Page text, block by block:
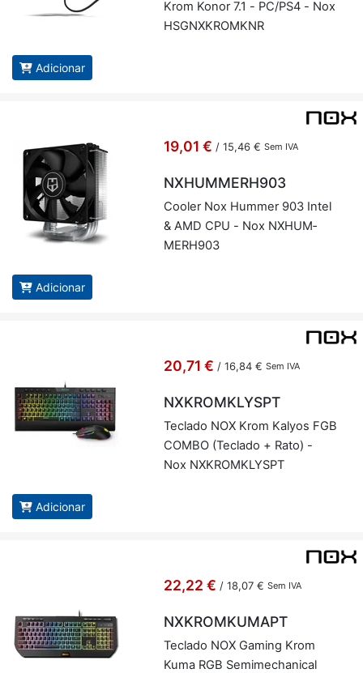
Krom Konor 7.1 - PC/PS4 - Nox
HSGNX­KROMKNR
Adicionar
19,01 € / 15,46 € Sem IVA
NXHUMMERH903
Co­oler Nox Hummer 903 Intel
& AMD CPU - Nox NXHUM­
MERH903
Adicionar
20,71 € / 16,84 € Sem IVA
NXKROMKLYSPT
Te­clado NOX Krom Kalyos FGB
COMBO (Te­clado + Rato) -
Nox NX­KROM­KLYSPT
Adicionar
22,22 € / 18,07 € Sem IVA
NXKROMKUMAPT
Te­clado NOX Ga­ming Krom
Kuma RGB Se­mi­me­cha­nical